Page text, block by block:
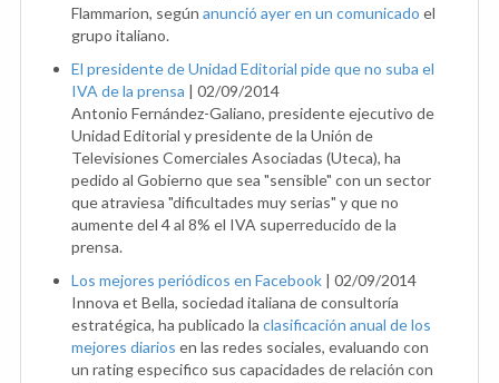
Flammarion, según anunció ayer en un comunicado el
grupo italiano.
El presidente de Unidad Editorial pide que no suba el
IVA de la prensa | 02/09/2014
Antonio Fernández-Galiano, presidente ejecutivo de
Unidad Editorial y presidente de la Unión de
Televisiones Comerciales Asociadas (Uteca), ha
pedido al Gobierno que sea "sensible" con un sector
que atraviesa "dificultades muy serias" y que no
aumente del 4 al 8% el IVA superreducido de la
prensa.
Los mejores periódicos en Facebook | 02/09/2014
Innova et Bella, sociedad italiana de consultoría
estratégica, ha publicado la clasificación anual de los
mejores diarios en las redes sociales, evaluando con
un rating especifico sus capacidades de relación con